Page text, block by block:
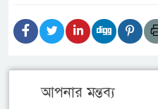
আপনার মন্তব্য